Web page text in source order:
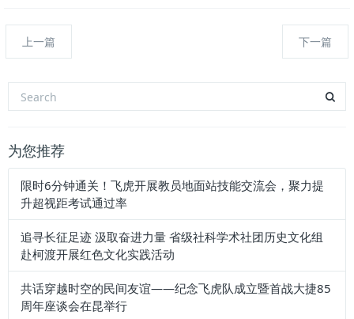
上一篇 下一篇
为您推荐
限时6分钟通关！飞虎开展教员地面站技能交流会，聚力提
升超视距考试通过率
追寻长征足迹 汲取奋进力量 省级社科学术社团历史文化组
赴柯渡开展红色文化实践活动
共话穿越时空的民间友谊——纪念飞虎队成立暨首战大捷85
周年座谈会在昆举行